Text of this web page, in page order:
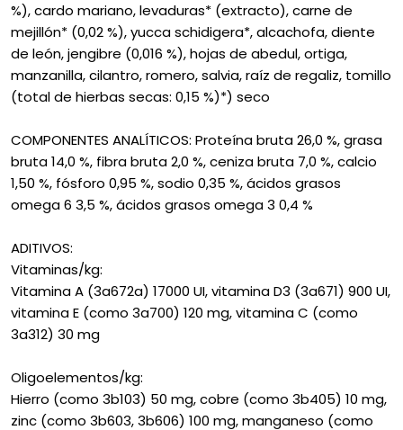
%), cardo mariano, levaduras* (extracto), carne de
mejillón* (0,02 %), yucca schidigera*, alcachofa, diente
de león, jengibre (0,016 %), hojas de abedul, ortiga,
manzanilla, cilantro, romero, salvia, raíz de regaliz, tomillo
(total de hierbas secas: 0,15 %)*) seco
COMPONENTES ANALÍTICOS: Proteína bruta 26,0 %, grasa
bruta 14,0 %, fibra bruta 2,0 %, ceniza bruta 7,0 %, calcio
1,50 %, fósforo 0,95 %, sodio 0,35 %, ácidos grasos
omega 6 3,5 %, ácidos grasos omega 3 0,4 %
ADITIVOS:
Vitaminas/kg:
Vitamina A (3a672a) 17000 UI, vitamina D3 (3a671) 900 UI,
vitamina E (como 3a700) 120 mg, vitamina C (como
3a312) 30 mg
Oligoelementos/kg:
Hierro (como 3b103) 50 mg, cobre (como 3b405) 10 mg,
zinc (como 3b603, 3b606) 100 mg, manganeso (como